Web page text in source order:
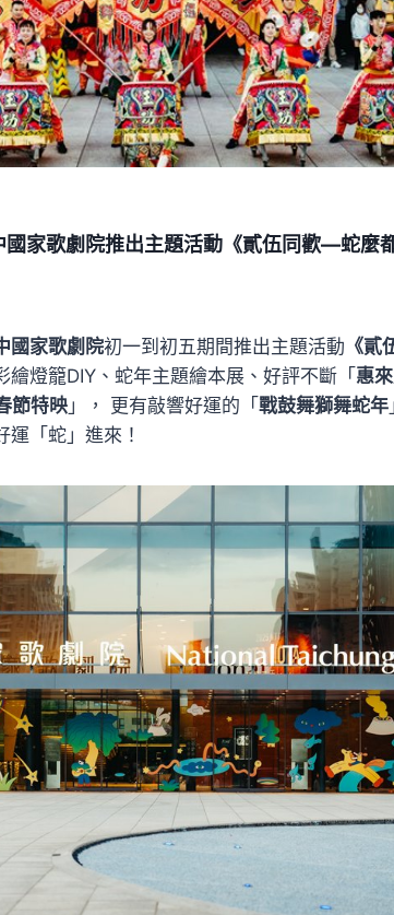
家歌劇院推出主題活動《貳伍同歡—蛇麼
國家歌劇院初一到初五期間推出主題活動 《
繪燈籠DIY、蛇年主題繪本展、好評不斷「惠
節特映 」， 更有敲響好運的「戰鼓舞獅舞蛇年
「蛇」進來！